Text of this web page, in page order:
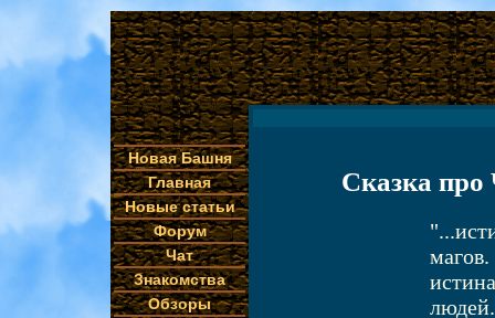
Новая Башня
Главная
Новые статьи
Форум
Чат
Знакомства
Обзоры
Сказка про